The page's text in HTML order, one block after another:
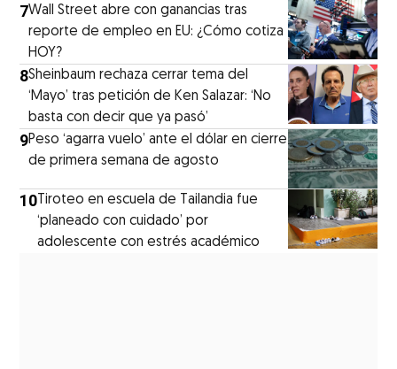
7Wall Street abre con ganancias tras
reporte de empleo en EU: ¿Cómo cotiza
HOY?
8Sheinbaum rechaza cerrar tema del
‘Mayo’ tras petición de Ken Salazar: ‘No
basta con decir que ya pasó’
9Peso ‘agarra vuelo’ ante el dólar en cierre
de primera semana de agosto
10 Tiroteo en escuela de Tailandia fue
‘planeado con cuidado’ por
adolescente con estrés académico